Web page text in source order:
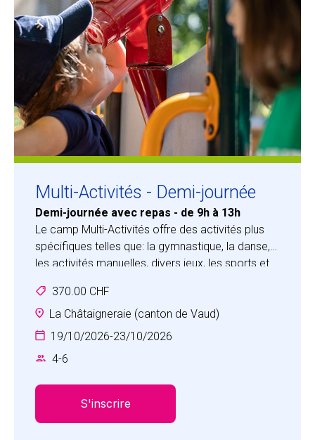
Multi-Activités - Demi-journée
Demi-journée avec repas - de 9h à 13h
Le camp Multi-Activités offre des activités plus
spécifiques telles que: la gymnastique, la danse,
les activités manuelles, divers jeux, les sports et
Les enfants feront l’expérience d’un camp
amusant, axé sur le développement des
compétences sociales comme la
soi, la confiance en soi, l’empathie et le respect.
370.00 CHF
La Châtaigneraie (canton de Vaud)
19/10/2026-23/10/2026
4-6
S'inscrire